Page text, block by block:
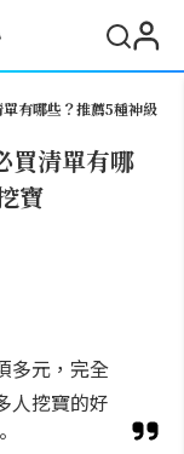
有哪些？推薦5種神級
買清單有哪
寶
多元，完全
人挖寶的好